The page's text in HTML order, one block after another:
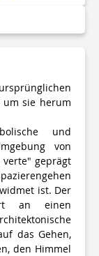
um sie herum
und
von
verte" geprägt
ist. Der
an einen
das Gehen,
den Himmel